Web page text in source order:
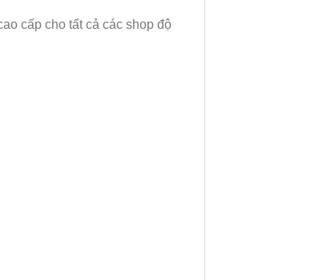
cấp cho tất cả các shop độ